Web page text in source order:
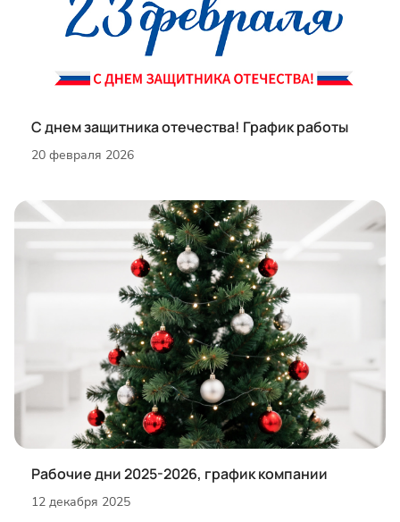
С днем защитника отечества! График работы
20 февраля 2026
Рабочие дни 2025-2026, график компании
12 декабря 2025